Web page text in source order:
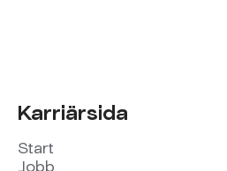
Karriärsida
Start
Jobb